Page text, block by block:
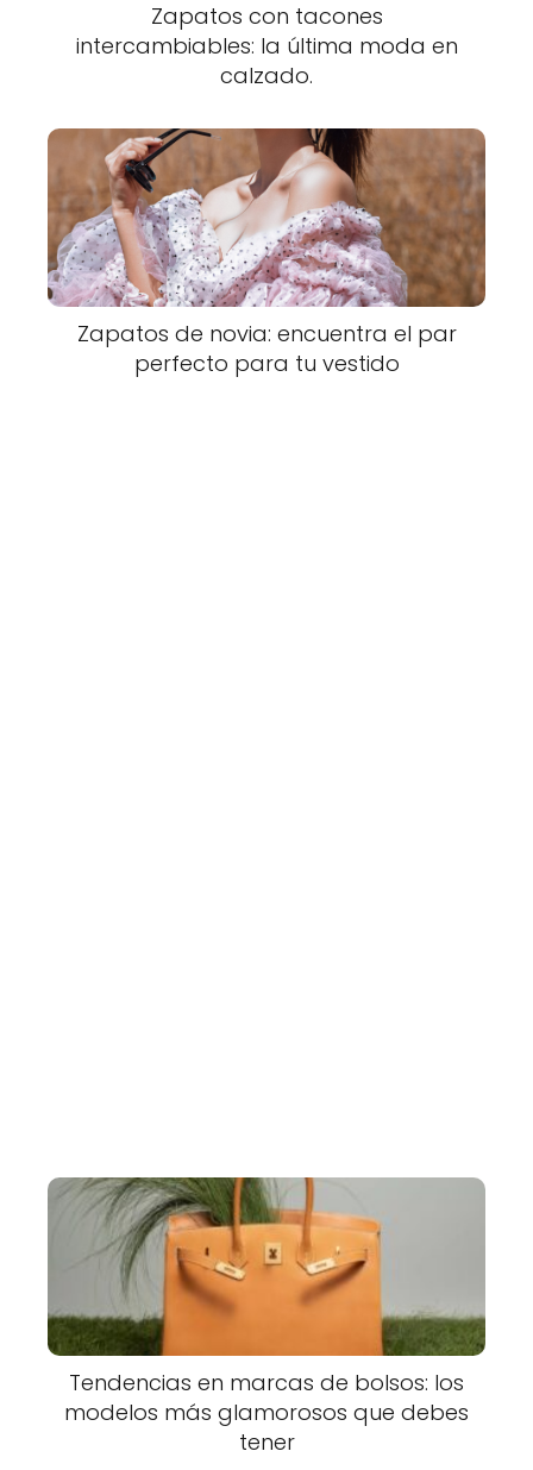
Zapatos con tacones
intercambiables: la última moda en
calzado.
Zapatos de novia: encuentra el par
perfecto para tu vestido
Tendencias en marcas de bolsos: los
modelos más glamorosos que debes
tener